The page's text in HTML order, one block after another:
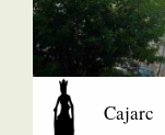
Cajarc